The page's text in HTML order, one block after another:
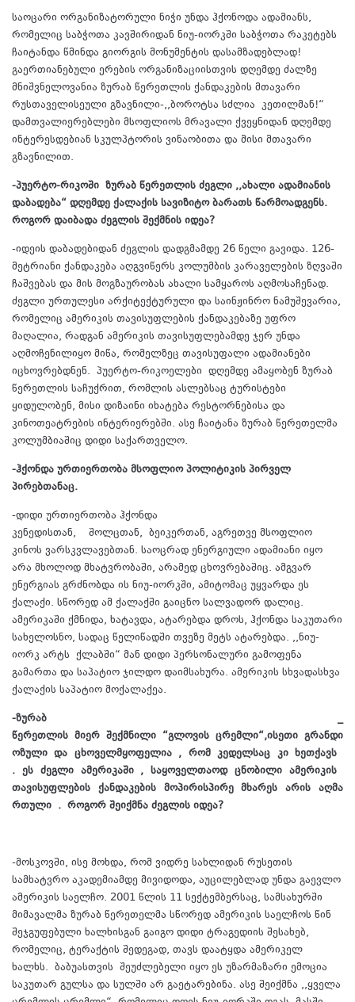
საოცარი ორგანიზატორული ნიჭი უნდა ჰქონოდა ადამიანს,
რომელიც საბჭოთა კავშირიდან ნიუ-იორკში საბჭოთა რაკეტებს
ჩაიტანდა წმინდა გიორგის მონუმენტის დასამზადებლად!
გაერთიანებული ერების ორგანიზაციისთვის დღემდე ძალზე
მნიშვნელოვანია ზურაბ წერეთლის ქანდაკების მთავარი
რუსთაველისეული გზავნილი-,,ბოროტსა სძლია კეთილმან!“
დამთვალიერებლები მსოფლიოს მრავალი ქვეყნიდან დღემდე
ინტერესდებიან სკულპტორის ვინაობითა და მისი მთავარი
გზავნილით.
-პუერტო-რიკოში ზურაბ წერეთლის ძეგლი ,,ახალი ადამიანის
დაბადება“ დღემდე ქალაქის სავიზიტო ბარათს წარმოადგენს.
როგორ დაიბადა ძეგლის შექმნის იდეა?
-იდეის დაბადებიდან ძეგლის დადგმამდე 26 წელი გავიდა. 126-
მეტრიანი ქანდაკება აღგვიწერს კოლუმბის კარაველების ზღვაში
ჩაშვებას და მის მოგზაურობას ახალი სამყაროს აღმოსაჩენად.
ძეგლი ურთულესი არქიტექტურული და საინჟინრო ნამუშევარია,
რომელიც ამერიკის თავისუფლების ქანდაკებაზე უფრო
მაღალია, რადგან ამერიკის თავისუფლებამდე ჯერ უნდა
აღმოჩენილიყო მიწა, რომელზეც თავისუფალი ადამიანები
იცხოვრებდნენ. პუერტო-რიკოელები დღემდე ამაყობენ ზურაბ
წერეთლის საჩუქრით, რომლის ასლებსაც ტურისტები
ყიდულობენ, მისი დიზაინი იხატება რესტორნებისა და
კინოთეატრების ინტერიერებში. ასე ჩაიტანა ზურაბ წერეთელმა
კოლუმბიაშიც დიდი საქართველო.
-ჰქონდა ურთიერთობა მსოფლიო პოლიტიკის პირველ
პირებთანაც.
-დიდი ურთიერთობა ჰქონდა
კენედისთან, შოლცთან, ბეიკერთან, აგრეთვე მსოფლიო
კინოს ვარსკვლავებთან. საოცრად ენერგიული ადამიანი იყო
არა მხოლოდ მხატვრობაში, არამედ ცხოვრებაშიც. ამგვარ
ენერგიას გრძნობდა ის ნიუ-იორკში, ამიტომაც უყვარდა ეს
ქალაქი. სწორედ ამ ქალაქში გაიცნო სალვადორ დალიც.
ამერიკაში ქმნიდა, ხატავდა, ატარებდა დროს, ჰქონდა საკუთარი
სახელოსნო, სადაც წელიწადში თვეზე მეტს ატარებდა. ,,ნიუ-
იორკ არტს ქლაბში“ მან დიდი პერსონალური გამოფენა
გამართა და საპატიო ჯილდო დაიმსახურა. ამერიკის სხვადასხვა
ქალაქის საპატიო მოქალაქეა.
-ზურაბ _
წერეთლის მიერ შექმნილი “გლოვის ცრემლი“,ისეთი გრანდი
ოზული და ცხოველმყოფელია, რომ კედელსაც კი ხეთქავს
. ეს ძეგლი ამერიკაში,საყოველთაოდ ცნობილი ამერიკის
თავისუფლების ქანდაკების მოპირისპირე მხარეს არის აღმა
რთული . როგორ შეიქმნა ძეგლის იდეა?
-მოსკოვში, ისე მოხდა, რომ ვიდრე სახლიდან რუსეთის
სამხატვრო აკადემიამდე მივიდოდა, აუცილებლად უნდა გაევლო
ამერიკის საელჩო. 2001 წლის 11 სექტემბერსაც, სამსახურში
მიმავალმა ზურაბ წერეთელმა სწორედ ამერიკის საელჩოს წინ
შეჯგუფებული ხალხისგან გაიგო დიდი ტრაგედიის შესახებ,
რომელიც, ტერაქტის შედეგად, თავს დაატყდა ამერიკელ
ხალხს. ბაბუასთვის შეუძლებელი იყო ეს უზარმაზარი ემოცია
საკუთარ გულსა და სულში არ გაეტარებინა. ასე შეიქმნა ,,ყველა